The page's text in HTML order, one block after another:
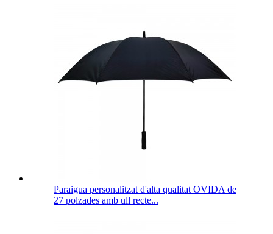
Paraigua personalitzat d'alta qualitat OVIDA de
27 polzades amb ull recte...